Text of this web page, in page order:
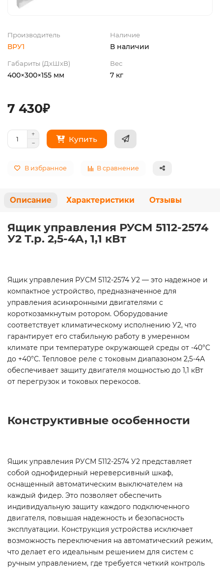
Производитель
ВРУ1
Наличие
В наличии
Габариты (ДхШхВ)
400×300×155 мм
Вес
7 кг
7 430₽
Купить
В избранное В сравнение
Описание Характеристики Отзывы
Ящик управления РУСМ 5112-2574
У2 Т.р. 2,5-4А, 1,1 кВт
Ящик управления РУСМ 5112-2574 У2 — это надежное и
компактное устройство, предназначенное для
управления асинхронными двигателями с
короткозамкнутым ротором. Оборудование
соответствует климатическому исполнению У2, что
гарантирует его стабильную работу в умеренном
климате при температуре окружающей среды от -40°C
до +40°C. Тепловое реле с токовым диапазоном 2,5-4А
обеспечивает защиту двигателя мощностью до 1,1 кВт
от перегрузок и токовых перекосов.
Конструктивные особенности
Ящик управления РУСМ 5112-2574 У2 представляет
собой однофидерный нереверсивный шкаф,
оснащенный автоматическим выключателем на
каждый фидер. Это позволяет обеспечить
индивидуальную защиту каждого подключенного
двигателя, повышая надежность и безопасность
эксплуатации. Конструкция устройства исключает
возможность переключения на автоматический режим,
что делает его идеальным решением для систем с
ручным управлением, где требуется четкий контроль